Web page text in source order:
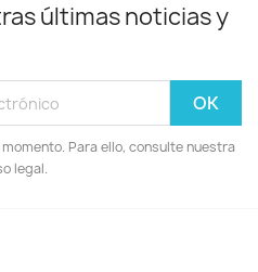
últimas noticias y
Para ello, consulte nuestra
legal.